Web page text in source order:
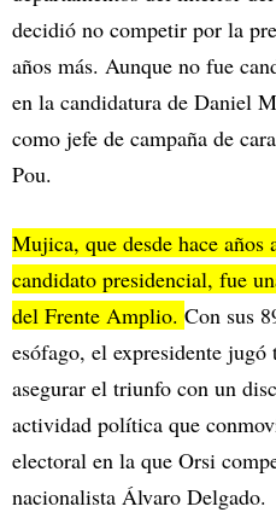
decidió no competir por la
años más. Aunque no fue
en la candidatura de Daniel
como jefe de campaña de
Pou.
Mujica, que desde hace años
candidato presidencial, fue
del Frente Amplio. Con sus
esófago, el expresidente jugó
asegurar el triunfo con un
actividad política que
electoral en la que Orsi
nacionalista Álvaro Delgado.